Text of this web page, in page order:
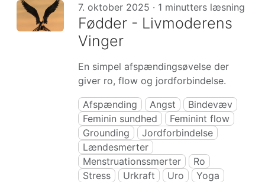
7. oktober 2025 · 1 minutters læsning
Fødder - Livmoderens
Vinger
En simpel afspændingsøvelse der
giver ro, flow og jordforbindelse.
Afspænding
Angst
Bindevæv
Feminin sundhed
Feminint flow
Grounding
Jordforbindelse
Lændesmerter
Menstruationssmerter
Ro
Stress
Urkraft Uro Yoga